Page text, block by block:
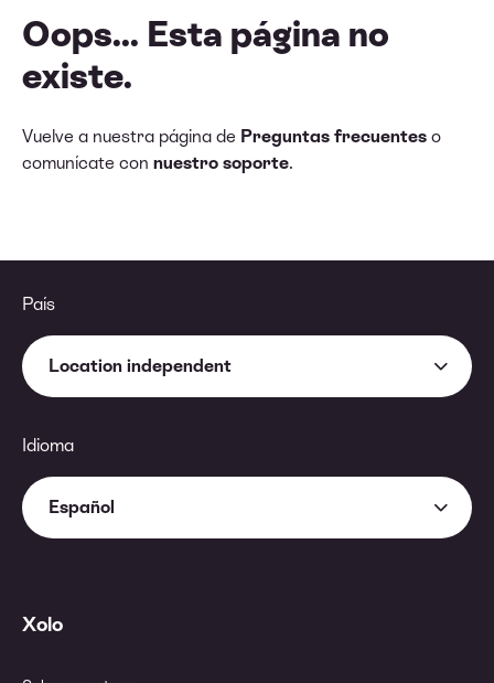
Oops... Esta página no
existe.
Vuelve a nuestra página de Preguntas frecuentes o
comunícate con nuestro soporte.
País
Location independent
Idioma
Español
Xolo